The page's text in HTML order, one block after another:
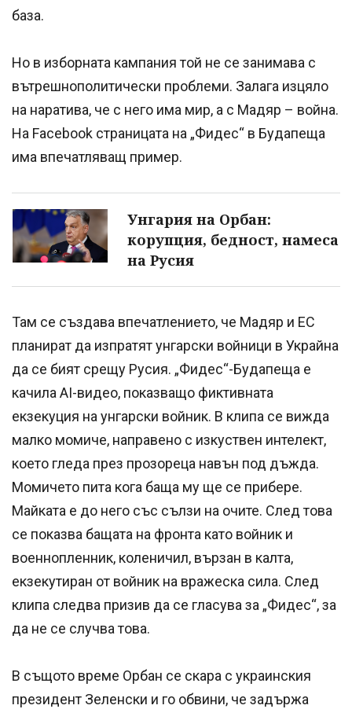
база.
Но в изборната кампания той не се занимава с
вътрешнополитически проблеми. Залага изцяло
на наратива, че с него има мир, а с Мадяр – война.
На Facebook страницата на „Фидес“ в Будапеща
има впечатляващ пример.
Унгария на Орбан:
корупция, бедност, намеса
на Русия
Там се създава впечатлението, че Мадяр и ЕС
планират да изпратят унгарски войници в Украйна
да се бият срещу Русия. „Фидес“-Будапеща е
качила AI-видео, показващо фиктивната
екзекуция на унгарски войник. В клипа се вижда
малко момиче, направено с изкуствен интелект,
което гледа през прозореца навън под дъжда.
Момичето пита кога баща му ще се прибере.
Майката е до него със сълзи на очите. След това
се показва бащата на фронта като войник и
военнопленник, коленичил, вързан в калта,
екзекутиран от войник на вражеска сила. След
клипа следва призив да се гласува за „Фидес“, за
да не се случва това.
В същото време Орбан се скара с украинския
президент Зеленски и го обвини, че задържа